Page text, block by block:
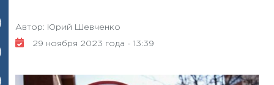
Автор: Юрий Шевченко
29 ноября 2023 года - 13:39